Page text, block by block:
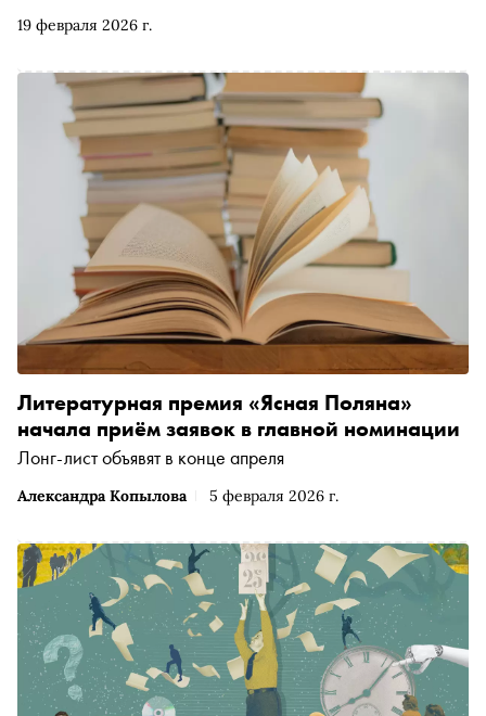
19 февраля 2026 г.
Александра Копылова 5 февраля 2026 г.
Литературная премия «Ясная Поляна»
начала приём заявок в главной номинации
Лонг-лист объявят в конце апреля